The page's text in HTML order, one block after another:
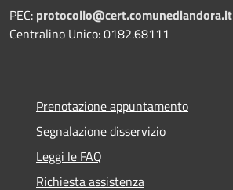
PEC: protocollo@cert.comunediandora.it
Centralino Unico: 0182.68111
Prenotazione appuntamento
Segnalazione disservizio
Leggi le FAQ
Richiesta assistenza